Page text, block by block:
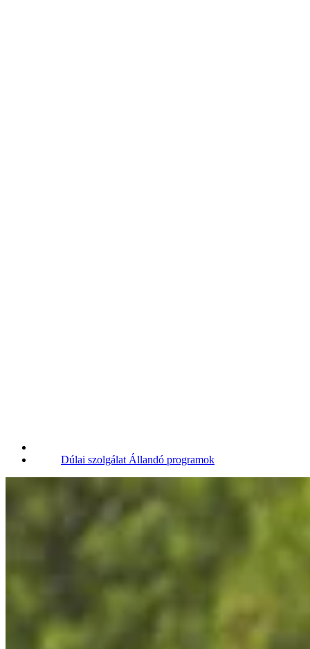
Dúlai szolgálat Állandó programok